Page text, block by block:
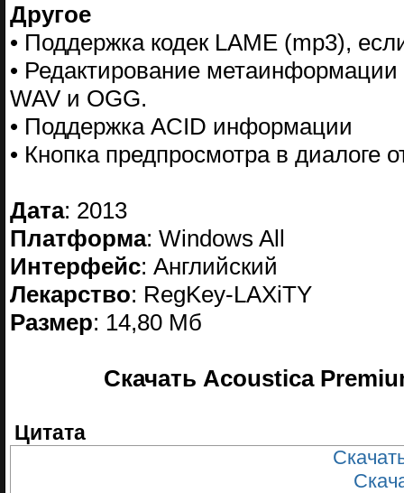
Другое
• Поддержка кодек LAME (mp3),
• Редактирование
WAV и OGG.
• Поддержка ACID информации
• Кнопка предпросмотра в диалоге
Дата: 2013
Платформа: Windows All
Интерфейс: Английский
Лекарство: RegKey-LAXiTY
Размер: 14,80 Мб
Скачать Acoustica
Цитата